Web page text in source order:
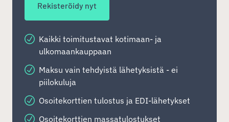
Rekisteröidy nyt
Kaikki toimitustavat kotimaan- ja
ulkomaankauppaan
Maksu vain tehdyistä lähetyksistä - ei
piilokuluja
Osoitekorttien tulostus ja EDI-lähetykset
Osoitekorttien massatulostukset